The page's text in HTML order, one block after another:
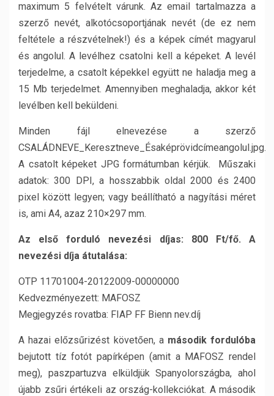
maximum 5 felvételt várunk. Az email tartalmazza a
szerző nevét, alkotócsoportjának nevét (de ez nem
feltétele a részvételnek!) és a képek címét magyarul
és angolul. A levélhez csatolni kell a képeket. A levél
terjedelme, a csatolt képekkel együtt ne haladja meg a
15 Mb terjedelmet. Amennyiben meghaladja, akkor két
levélben kell beküldeni.
Minden fájl elnevezése a szerző
CSALÁDNEVE_Keresztneve_Ésaképrövidcímeangolul.jpg.
A csatolt képeket JPG formátumban kérjük. Műszaki
adatok: 300 DPI, a hosszabbik oldal 2000 és 2400
pixel között legyen; vagy beállítható a nagyítási méret
is, ami A4, azaz 210×297 mm.
Az első forduló nevezési díjas: 800 Ft/fő. A
nevezési díja átutalása:
OTP 11701004-20122009-00000000
Kedvezményezett: MAFOSZ
Megjegyzés rovatba: FIAP FF Bienn nev.díj
A hazai előzsűrizést követően, a második fordulóba
bejutott tíz fotót papírképen (amit a MAFOSZ rendel
meg), paszpartuzva elküldjük Spanyolországba, ahol
újabb zsűri értékeli az ország-kollekciókat. A második